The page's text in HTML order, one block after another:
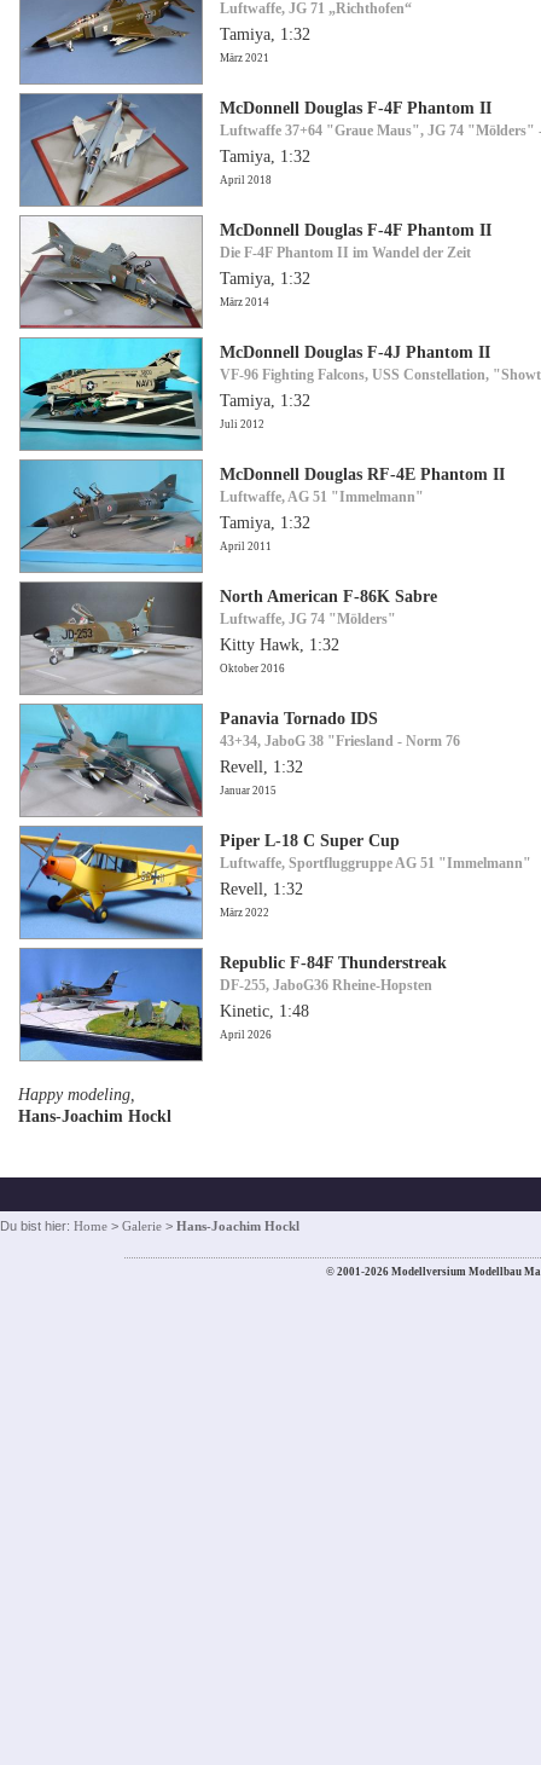
Luftwaffe, JG 71 „Richthofen“
Tamiya, 1:32
März 2021
McDonnell Douglas F-4F Phantom II
Luftwaffe 37+64 "Graue Maus", JG 74 "Mölders"
Tamiya, 1:32
April 2018
McDonnell Douglas F-4F Phantom II
Die F-4F Phantom II im Wandel der Zeit
Tamiya, 1:32
März 2014
McDonnell Douglas F-4J Phantom II
VF-96 Fighting Falcons, USS Constellation,
Tamiya, 1:32
Juli 2012
McDonnell Douglas RF-4E Phantom II
Luftwaffe, AG 51 "Immelmann"
Tamiya, 1:32
April 2011
North American F-86K Sabre
Luftwaffe, JG 74 "Mölders"
Kitty Hawk, 1:32
Oktober 2016
Panavia Tornado IDS
43+34, JaboG 38 "Friesland - Norm 76
Revell, 1:32
Januar 2015
Piper L-18 C Super Cup
Luftwaffe, Sportfluggruppe AG 51 "Immelmann"
Revell, 1:32
März 2022
Republic F-84F Thunderstreak
DF-255, JaboG36 Rheine-Hopsten
Kinetic, 1:48
April 2026
Happy modeling,
Hans-Joachim Hockl
Du bist hier: Home > Galerie > Hans-Joachim Hockl
© 2001-2026 Modellversium Modellbau